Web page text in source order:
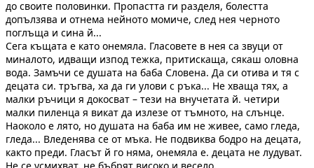
до своите половинки. Пропастта ги разделя, болестта
допълзява и отнема нейното момиче, след нея черното
поглъща и сина й...
Сега къщата е като онемяла. Гласовете в нея са звуци от
миналото, идващи изпод тежка, притискаща, сякаш оловна
вода. Замъчи се душата на баба Словена. Да си отива и тя с
децата си. тръгва, ха да ги улови с ръка... Не хваща тях, а
малки ръчици я докосват – тези на внучетата й. четири
малки пиленца я викат да излезе от тъмното, на слънце.
Наоколо е лято, но душата на баба им не живее, само гледа,
гледа... Вледенява се от мъка. Не подвиква бодро на децата,
както преди. Гласът й го няма, онемяла е. децата не лудуват.